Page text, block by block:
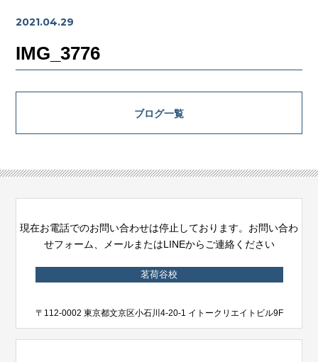
2021.04.29
IMG_3776
ブログ一覧
現在お電話でのお問い合わせは停止しております。お問い合わ
せフォーム、メールまたはLINEからご連絡ください
茗荷谷校
〒112-0002 東京都文京区小石川4-20-1 イトークリエイトビル9F